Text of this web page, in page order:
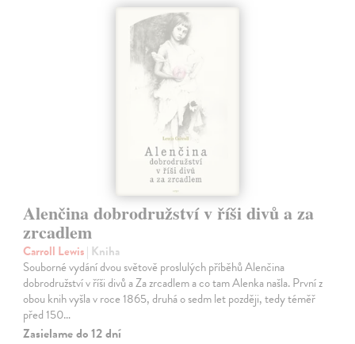
Alenčina dobrodružství v říši divů a za
zrcadlem
Carroll Lewis| Kniha
Souborné vydání dvou světově proslulých příběhů Alenčina
dobrodružství v říši divů a Za zrcadlem a co tam Alenka našla. První z
obou knih vyšla v roce 1865, druhá o sedm let později, tedy téměř
před 150…
Zasielame do 12 dní